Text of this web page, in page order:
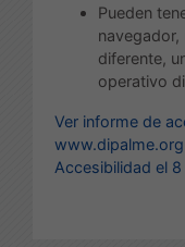
Pueden
diferente,
operativo
Ver informe de
www.dipalme.org
Accesibilidad el